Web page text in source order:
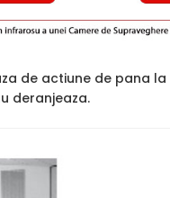
de actiune de pana la
deranjeaza.